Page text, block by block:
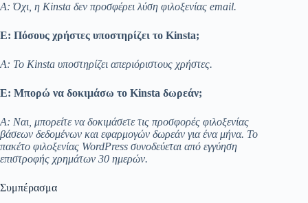
Α: Όχι, η Kinsta δεν προσφέρει λύση φιλοξενίας email.
Ε: Πόσους χρήστες υποστηρίζει το Kinsta;
Α: Το Kinsta υποστηρίζει απεριόριστους χρήστες.
Ε: Μπορώ να δοκιμάσω το Kinsta δωρεάν;
Α: Ναι, μπορείτε να δοκιμάσετε τις προσφορές φιλοξενίας
βάσεων δεδομένων και εφαρμογών δωρεάν για ένα μήνα. Το
πακέτο φιλοξενίας WordPress συνοδεύεται από εγγύηση
επιστροφής χρημάτων 30 ημερών.
Συμπέρασμα